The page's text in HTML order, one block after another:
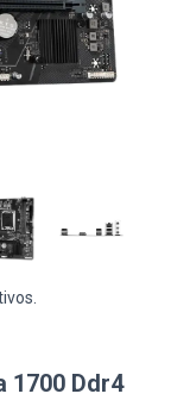
1700 Ddr4